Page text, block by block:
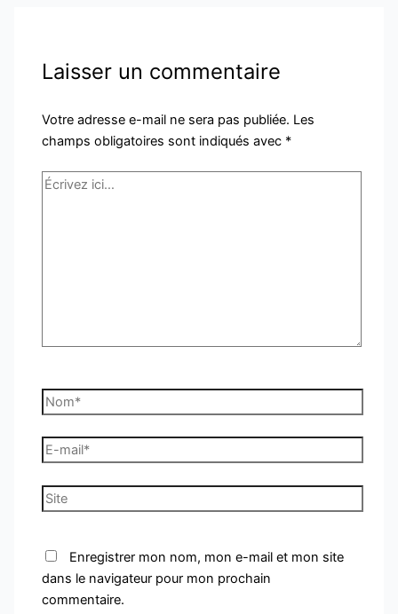
Laisser un commentaire
Votre adresse e-mail ne sera pas publiée. Les
champs obligatoires sont indiqués avec *
Écrivez
Nom*
E-
mail*
Site
Enregistrer mon nom, mon e-mail et mon site
dans le navigateur pour mon prochain
commentaire.